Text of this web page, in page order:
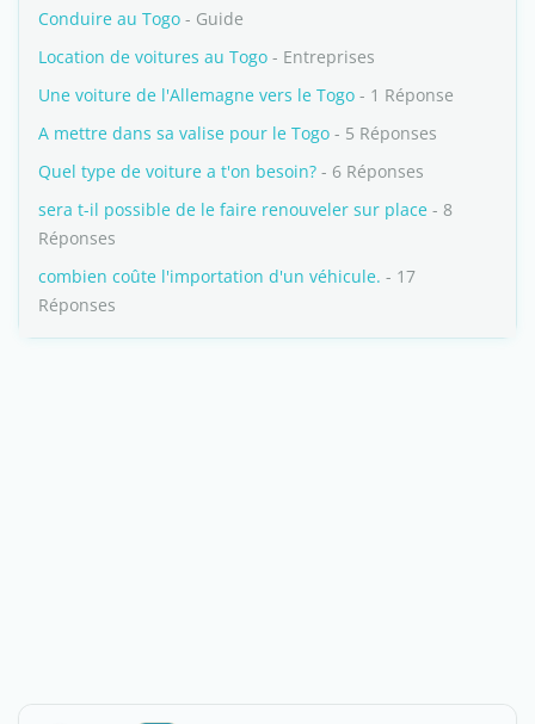
Conduire au Togo - Guide
Location de voitures au Togo - Entreprises
Une voiture de l'Allemagne vers le Togo - 1 Réponse
A mettre dans sa valise pour le Togo - 5 Réponses
Quel type de voiture a t'on besoin? - 6 Réponses
sera t-il possible de le faire renouveler sur place - 8
Réponses
combien coûte l'importation d'un véhicule. - 17
Réponses